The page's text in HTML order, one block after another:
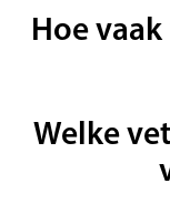
Hoe
Welke